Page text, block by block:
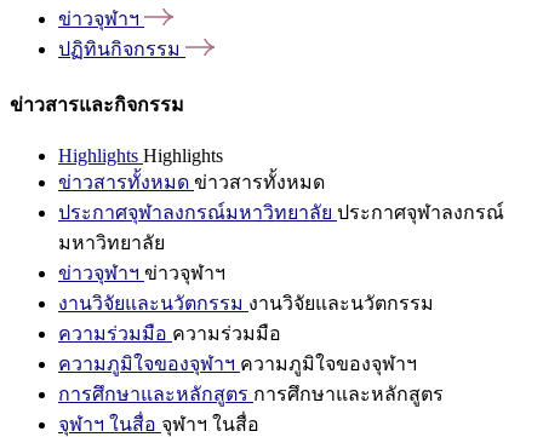
ข่าวจุฬาฯ
ปฏิทินกิจกรรม
ข่าวสารและกิจกรรม
Highlights Highlights
ข่าวสารทั้งหมด ข่าวสารทั้งหมด
ประกาศจุฬาลงกรณ์มหาวิทยาลัย ประกาศจุฬาลงกรณ์
มหาวิทยาลัย
ข่าวจุฬาฯ ข่าวจุฬาฯ
งานวิจัยและนวัตกรรม งานวิจัยและนวัตกรรม
ความร่วมมือ ความร่วมมือ
ความภูมิใจของจุฬาฯ ความภูมิใจของจุฬาฯ
การศึกษาและหลักสูตร การศึกษาและหลักสูตร
จุฬาฯ ในสื่อ จุฬาฯ ในสื่อ